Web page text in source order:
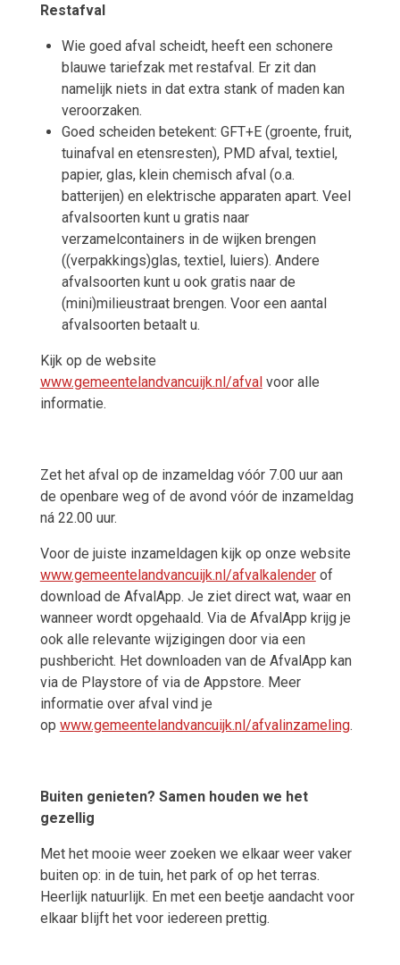
Restafval
Wie goed afval scheidt, heeft een schonere
blauwe tariefzak met restafval. Er zit dan
namelijk niets in dat extra stank of maden kan
veroorzaken.
Goed scheiden betekent: GFT+E (groente, fruit,
tuinafval en etensresten), PMD afval, textiel,
papier, glas, klein chemisch afval (o.a.
batterijen) en elektrische apparaten apart. Veel
afvalsoorten kunt u gratis naar
verzamelcontainers in de wijken brengen
((verpakkings)glas, textiel, luiers). Andere
afvalsoorten kunt u ook gratis naar de
(mini)milieustraat brengen. Voor een aantal
afvalsoorten betaalt u.
Kijk op de website
www.gemeentelandvancuijk.nl/afvalvoor alle
informatie.
Zet het afval op de inzameldag vóór 7.00 uur aan
de openbare weg of de avond vóór de inzameldag
ná 22.00 uur.
Voor de juiste inzameldagen kijk op onze website
www.gemeentelandvancuijk.nl/afvalkalenderof
download de AfvalApp. Je ziet direct wat, waar en
wanneer wordt opgehaald. Via de AfvalApp krijg je
ook alle relevante wijzigingen door via een
pushbericht. Het downloaden van de AfvalApp kan
via de Playstore of via de Appstore. Meer
informatie over afval vind je
op www.gemeentelandvancuijk.nl/afvalinzameling.
Buiten genieten? Samen houden we het
gezellig
Met het mooie weer zoeken we elkaar weer vaker
buiten op: in de tuin, het park of op het terras.
Heerlijk natuurlijk. En met een beetje aandacht voor
elkaar blijft het voor iedereen prettig.